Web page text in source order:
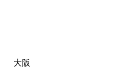
大阪